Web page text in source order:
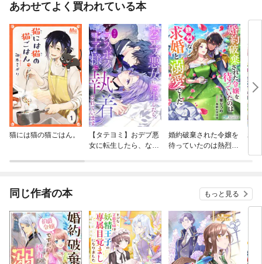
あわせてよく買われている本
猫には猫の猫ごはん。
【タテヨミ】おデブ悪
女に転生したら、なぜ
婚約破棄された令嬢を
待っていたのは熱烈な
わ
同じ作者の本 もっと見る